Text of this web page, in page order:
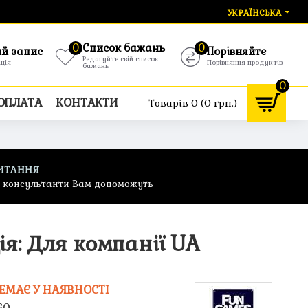
УКРАЇНСЬКА
запис Список бажань
Редагуйте свій список
бажань
0 Порівняйте
Порівняння продуктів
0
КОНТАКТИ Товарів 0 (0 грн.)
0
Вам допоможуть
Для компанії UA
У НАЯВНОСТІ